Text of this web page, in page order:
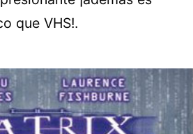
que VHS!.